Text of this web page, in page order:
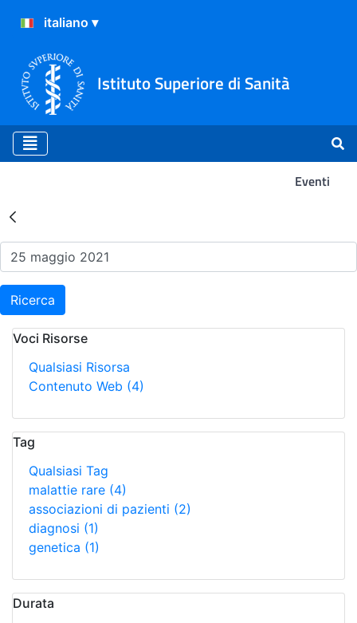
Istituto Superiore di Sanità
Eventi
Risultati della Ricerca -
Ricerca
Voci Risorse
Qualsiasi Risorsa
Contenuto Web (4)
Tag
Qualsiasi Tag
malattie rare (4)
associazioni di pazienti (2)
diagnosi (1)
genetica (1)
Durata